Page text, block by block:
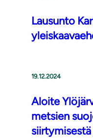
Lausunto
19.12.2024
Aloite
metsien